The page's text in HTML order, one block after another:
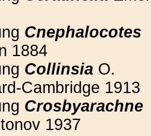
Cnephalocotes
1884
Collinsia O.
Cambridge 1913
Crosbyarachne
1937